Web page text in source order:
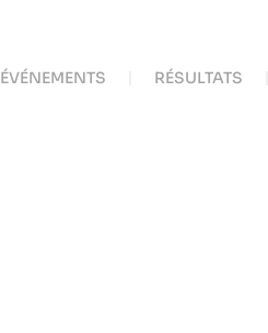
ÉVÉNEMENTS RÉSULTATS